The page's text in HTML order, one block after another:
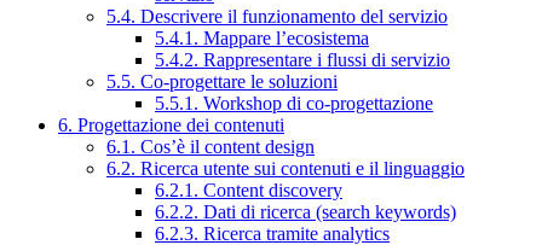
5.4. Descrivere il funzionamento del servizio
5.4.1. Mappare l’ecosistema
5.4.2. Rappresentare i flussi di servizio
5.5. Co-progettare le soluzioni
5.5.1. Workshop di co-progettazione
6. Progettazione dei contenuti
6.1. Cos’è il content design
6.2. Ricerca utente sui contenuti e il linguaggio
6.2.1. Content discovery
6.2.2. Dati di ricerca (search keywords)
6.2.3. Ricerca tramite analytics